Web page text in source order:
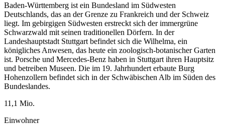
Baden-Württemberg ist ein Bundesland im Südwesten
Deutschlands, das an der Grenze zu Frankreich und der Schweiz
liegt. Im gebirgigen Südwesten erstreckt sich der immergrüne
Schwarzwald mit seinen traditionellen Dörfern. In der
Landeshauptstadt Stuttgart befindet sich die Wilhelma, ein
königliches Anwesen, das heute ein zoologisch-botanischer Garten
ist. Porsche und Mercedes-Benz haben in Stuttgart ihren Hauptsitz
und betreiben Museen. Die im 19. Jahrhundert erbaute Burg
Hohenzollern befindet sich in der Schwäbischen Alb im Süden des
Bundeslandes.
11,1 Mio.
Einwohner